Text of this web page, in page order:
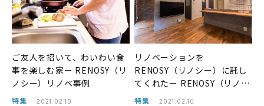
ご友人を招いて、わいわい食
事を楽しむ家ー RENOSY（リ
ノシー）リノベ事例
特集 2021.02.10
リノベーションを
RENOSY（リノシー）に託し
てくれたー RENOSY（リノシ
ー）リノベ事例
特集 2021.02.10